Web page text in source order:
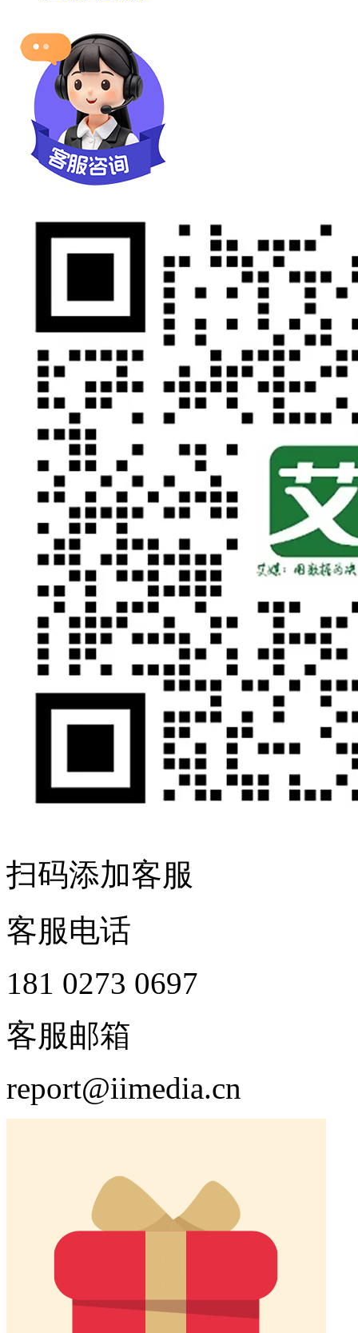
扫码添加客服
客服电话
181 0273 0697
客服邮箱
report@iimedia.cn